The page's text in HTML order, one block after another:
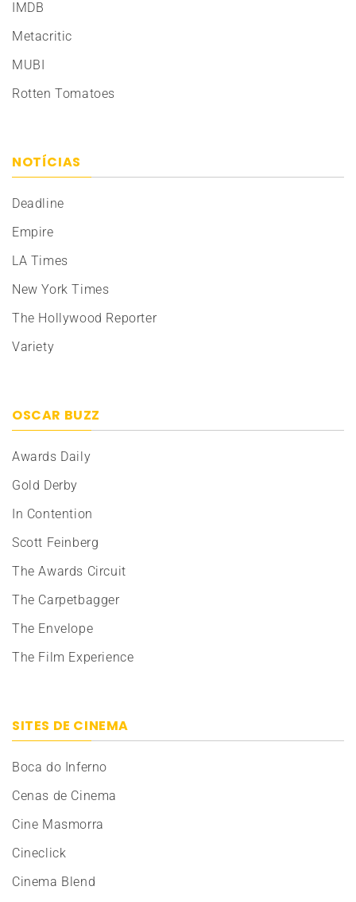
IMDB
Metacritic
MUBI
Rotten Tomatoes
NOTÍCIAS
Deadline
Empire
LA Times
New York Times
The Hollywood Reporter
Variety
OSCAR BUZZ
Awards Daily
Gold Derby
In Contention
Scott Feinberg
The Awards Circuit
The Carpetbagger
The Envelope
The Film Experience
SITES DE CINEMA
Boca do Inferno
Cenas de Cinema
Cine Masmorra
Cineclick
Cinema Blend